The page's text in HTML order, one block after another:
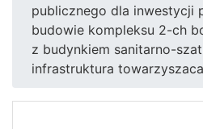
publicznego dla inwestycji
budowie kompleksu 2-ch
z budynkiem sanitarno-
infrastruktura